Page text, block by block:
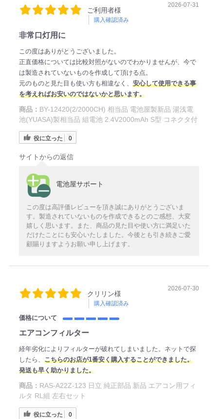
ご利用者様
購入確認済み
2026-07-31
非常口灯用に
この度はありがとうございました。
正直価格については比較対照がないのでわかりませんが、今で
は製造されていないものを作成して頂ける点。
元のものと見た目も使い方も相違なく、 安心して使用できる事
を考えればお安いのではないかと思います。
商品： BY-12420(2/2000CH) 相当品 電池屋製新品 湯浅電
池(YUASA)製相当品 組電池 2.4V2000mAh S型 コネクタ付
役に立った 0
サイトからの返信
電池屋サポート
この度は高評価レビューを頂き誠にありがとうございま
す。製造されていないものを作成できるとのご感想、大変
嬉しく思います。また、商品の見た目や使い方に満足いた
だけたことにも安心いたしました。今後とも引き続きご愛
顧賜りますようお願い申し上げます。
クリリン様
購入確認済み
2026-07-30
価格について
エアコンフィルター
経年劣化によりフィルターが破れてしまいました。ネットで探
したら、 こちらのお店が1番安く購入することができました。
発送も早く助かりました。
商品： RAS-A22Z-123 日立 純正部品 新品 エアコン用フィ
ルタ RL組 左右セット
役に立った 0